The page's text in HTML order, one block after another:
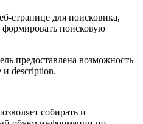
странице для поисковика,
поисковую
предоставлена возможность
и description.
собирать и